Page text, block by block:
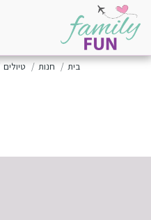
בית חנות טיולים